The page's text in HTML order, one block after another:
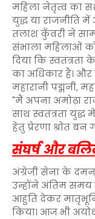
महिला नेतृत्व का
युद्ध या राजनीति में
तलाश कुँवरी ने
संभाला महिलाओं
दिया कि
का अधिकार है। और
महारानी पद्मनी,
"मैं अपना अमोढ़ा
साथ स्वतंत्रता युद्ध
हेतु प्रेरणा श्रोत बन
संघर्ष और
अंग्रेजी सेना के दमन
उन्होंने अंतिम समय
आहुति देकर
किया। आज भी